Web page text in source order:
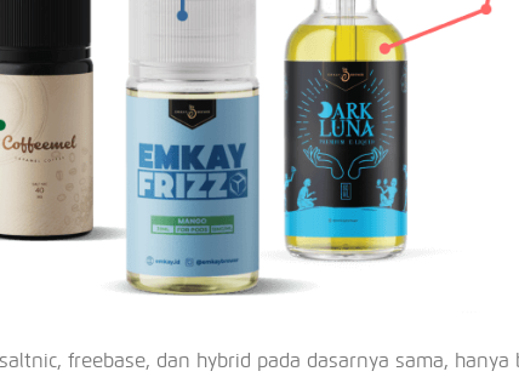
freebase, dan hybrid pada dasarnya sama, hanya